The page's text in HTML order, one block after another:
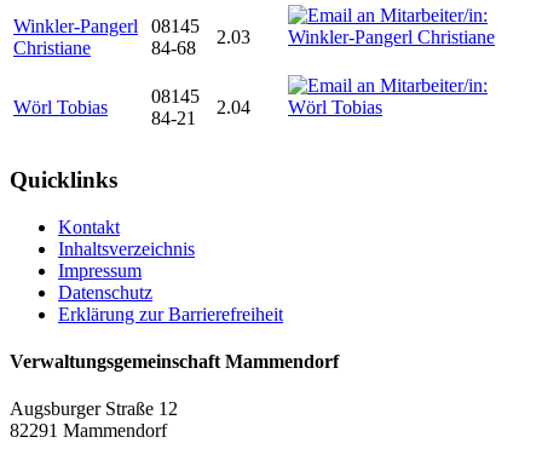
Winkler-Pangerl
Christiane
08145
84-68
2.03
Wörl Tobias
08145
84-21
2.04
Quicklinks
Kontakt
Inhaltsverzeichnis
Impressum
Datenschutz
Erklärung zur Barrierefreiheit
Verwaltungsgemeinschaft Mammendorf
Augsburger Straße 12
82291 Mammendorf